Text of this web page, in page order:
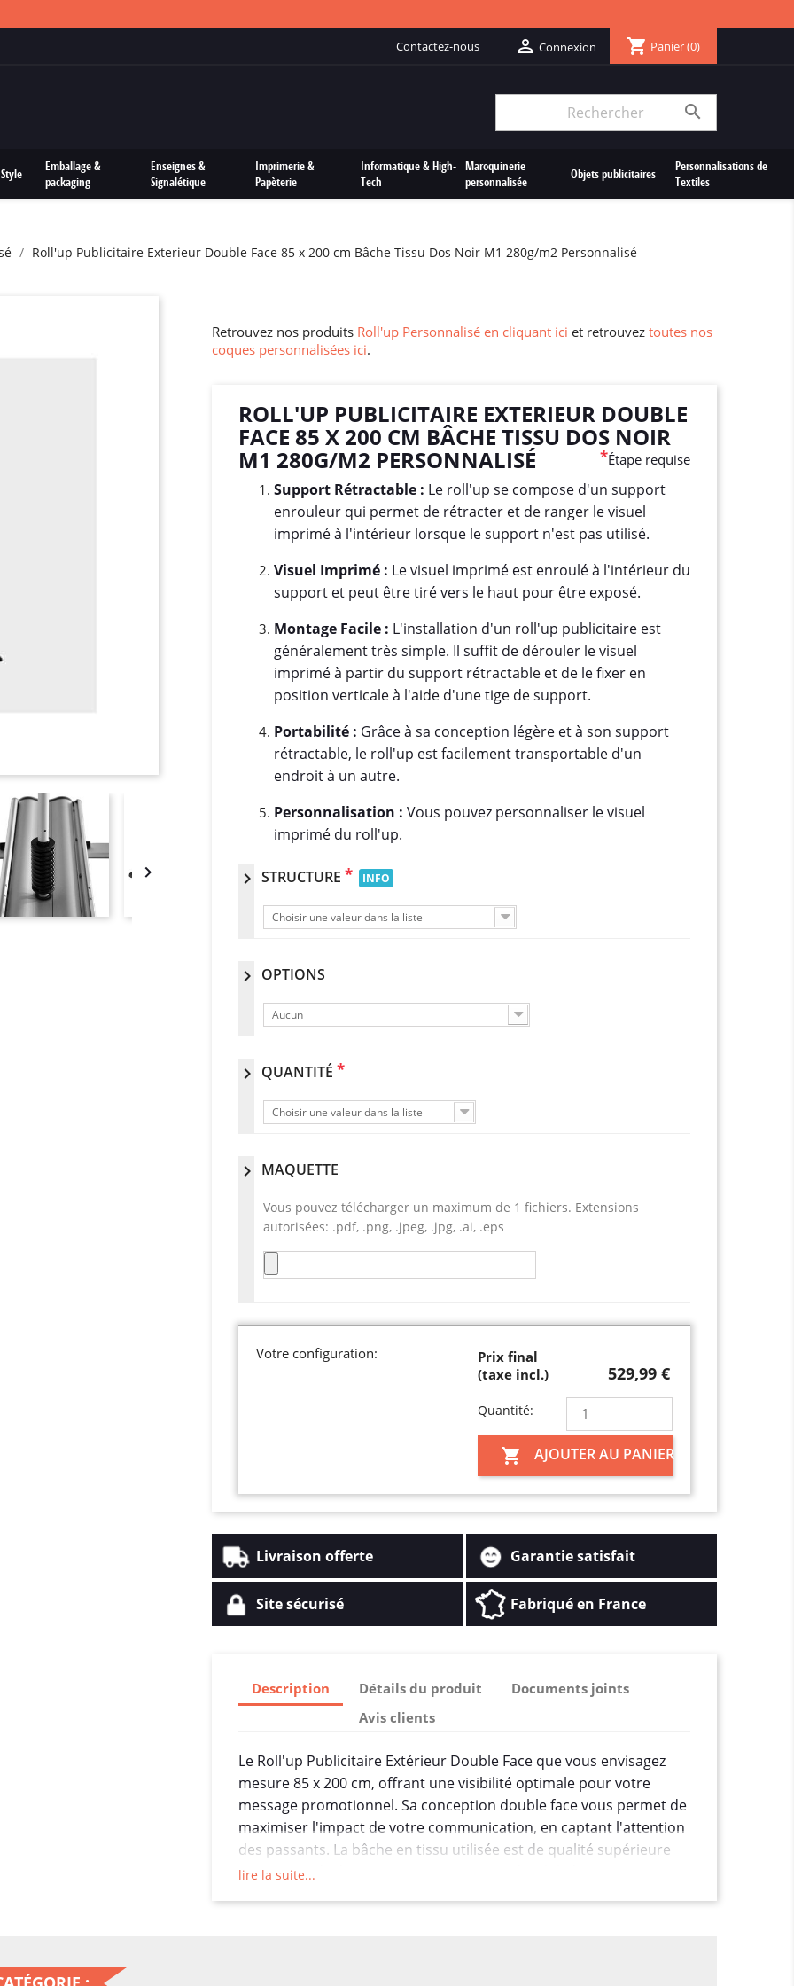
Contactez-nous  Connexion shopping_cart Panier(0)

Emballage &
packaging
Enseignes &
Signalétique
Imprimerie &
Papèterie
Informatique & High-
Tech
Maroquinerie
personnalisée
Objets publicitaires
Personnalisations de
Textiles
Roll'up Publicitaire Exterieur Double Face 85 x 200 cm Bâche Tissu Dos Noir M1 280g/m2 Personnalisé

Retrouvez nos produits Roll'up Personnalisé en cliquant ici et retrouvez toutes nos
coques personnalisées ici.
ROLL'UP PUBLICITAIRE EXTERIEUR DOUBLE
FACE 85 X 200 CM BÂCHE TISSU DOS NOIR
M1 280G/M2 PERSONNALISÉ *Étape requise
Support Rétractable : Le roll'up se compose d'un support
enrouleur qui permet de rétracter et de ranger le visuel
imprimé à l'intérieur lorsque le support n'est pas utilisé.
Visuel Imprimé : Le visuel imprimé est enroulé à l'intérieur du
support et peut être tiré vers le haut pour être exposé.
Montage Facile : L'installation d'un roll'up publicitaire est
généralement très simple. Il suffit de dérouler le visuel
imprimé à partir du support rétractable et de le fixer en
position verticale à l'aide d'une tige de support.
Portabilité : Grâce à sa conception légère et à son support
rétractable, le roll'up est facilement transportable d'un
endroit à un autre.
Personnalisation : Vous pouvez personnaliser le visuel
imprimé du roll'up.
chevron_right STRUCTURE * INFO
Choisir une valeur dans la liste
chevron_right OPTIONS
Aucun
chevron_right QUANTITÉ *
Choisir une valeur dans la liste
chevron_right MAQUETTE
Vous pouvez télécharger un maximum de 1 fichiers. Extensions
autorisées: .pdf, .png, .jpeg, .jpg, .ai, .eps
Votre configuration:
Prix final
(taxe incl.)
529,99 €
Quantité:
 AJOUTER AU PANIER
Livraison offerte Garantie satisfait
Site sécurisé Fabriqué en France
Description Détails du produit
Documents joints
Avis clients
Le Roll'up Publicitaire Extérieur Double Face que vous envisagez
mesure 85 x 200 cm, offrant une visibilité optimale pour votre
message promotionnel. Sa conception double face vous permet de
maximiser l'impact de votre communication, en captant l'attention
des passants. La bâche en tissu utilisée est de qualité supérieure
avec un poids de 280g/m2, assurant une durabilité et une
lire la suite...